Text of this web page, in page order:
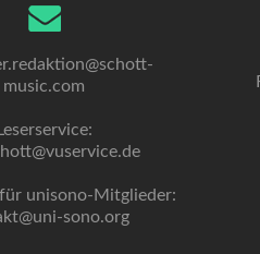
music.com
Leserservice:
unisono-Mitglieder:
sono.org